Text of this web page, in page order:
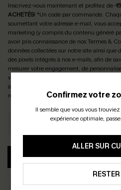
Confirmez votre
Il semble que vous vous trouviez
expérience optimale,
ALLER SUR
Inscrivez-vous maintenant et profitez de-
ACHETÉS! *Un code par commande.
soumettant votre adresse e-mail, vous
marketing (y compris du contenu généré
avoir pris connaissance de nosTermes &
données collectées sur notre site ainsi que
des pixels intégrés à nos e-mails, afin de
mesurer votre engagement, de
vous recommander des produits
à notre
moment.
S'ABONNER